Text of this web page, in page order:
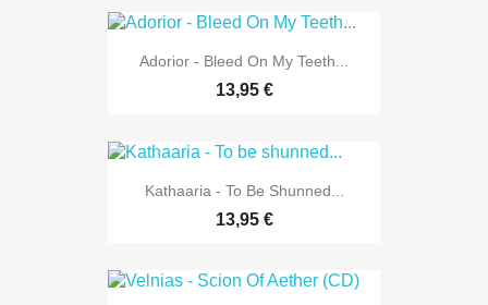
Adorior - Bleed On My Teeth...
13,95 €
Kathaaria - To Be Shunned...
13,95 €